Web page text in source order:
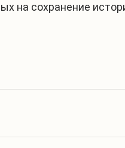
на сохранение